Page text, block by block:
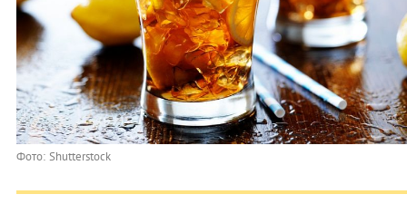
Фото: Shutterstock